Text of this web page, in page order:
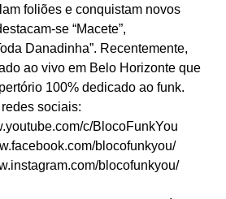
foliões e conquistam novos
se “Macete”,
Danadinha”. Recentemente,
ao vivo em Belo Horizonte que
100% dedicado ao funk.
sociais:
c/BlocoFunkYou
blocofunkyou/
blocofunkyou/